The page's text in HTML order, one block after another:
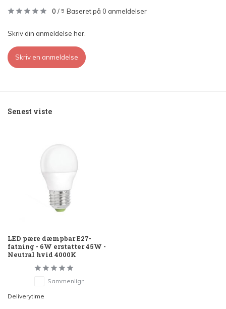
0 / 5 Baseret på 0 anmeldelser
Skriv din anmeldelse her.
Skriv en anmeldelse
Senest viste
LED pære dæmpbar E27-
fatning - 6W erstatter 45W -
Neutral hvid 4000K
Sammenlign
Deliverytime